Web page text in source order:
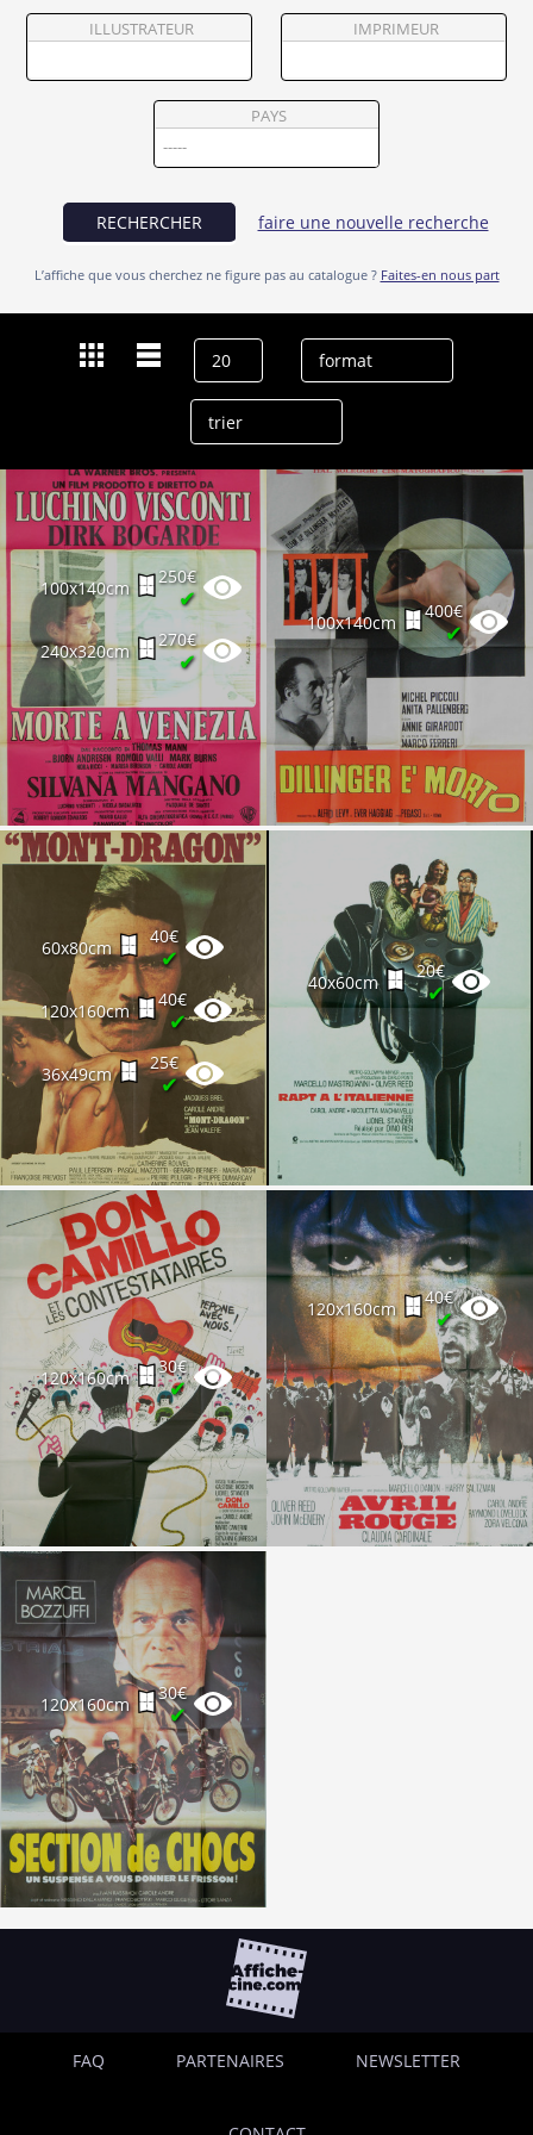
Vendre
ILLUSTRATEUR IMPRIMEUR
PAYS
RECHERCHER faire une nouvelle recherche
L’affiche que vous cherchez ne figure pas au catalogue ? Faites-en nous part
100x140cm
250€
✔
240x320cm
270€
✔
100x140cm
400€
✔
60x80cm
40€
✔
120x160cm
40€
✔
36x49cm
25€
✔
40x60cm
20€
✔
120x160cm
30€
✔
120x160cm
40€
✔
120x160cm
30€
✔
FAQ PARTENAIRES NEWSLETTER